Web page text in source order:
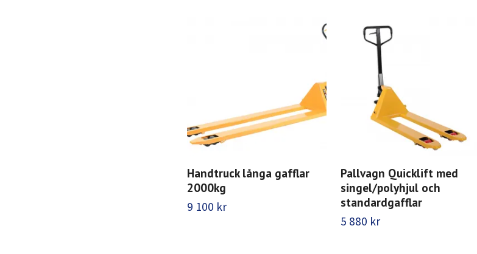
Handtruck långa gafflar
2000kg
9 100 kr
Pallvagn Quicklift med
singel/polyhjul och
standardgafflar
5 880 kr